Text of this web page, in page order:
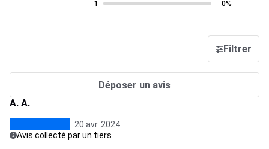
1
0%
Filtrer
Déposer un avis
A. A.
20 avr. 2024
Avis collecté par un tiers